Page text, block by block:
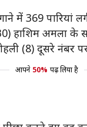
में 369 पारियां
हाशिम अमला
(8) दूसरे नंबर
आपने 50% पढ़ लिया है